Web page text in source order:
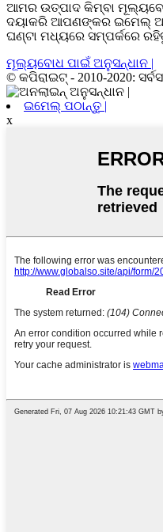
ଆମର ଉତ୍ପାଦ କିମ୍ବା
ଦୟାକରି ଆପଣଙ୍କର ଇମେଲ୍
ଘଣ୍ଟା ମଧ୍ୟରେ ସମ୍ପର୍କରେ
ମୂଲ୍ୟବୋଧ ପାଇଁ ଅନୁସନ୍ଧାନ |
© କପିରାଇଟ୍ - 2010-2020:
ଇମେଲ୍ ପଠାନ୍ତୁ |
x